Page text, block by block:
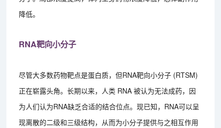
降低。
RNA靶向小分子
尽管大多数药物靶点是蛋白质，但RNA靶向小分子 (RTSM)
正在崭露头角。长期以来，人类 RNA 被认为无法成药，因
为人们认为RNA缺乏合适的结合位点。现已知，RNA可以呈
现离散的二级和三级结构，从而为小分子提供与之相互作用